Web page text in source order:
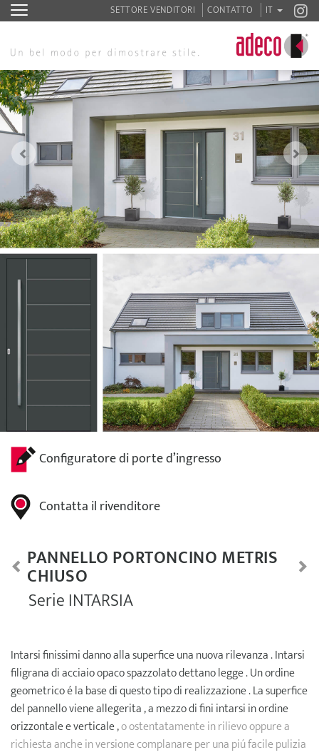
SETTORE VENDITORI CONTATTO IT
Zurück
Configuratore di porte d’ingresso
Contatta il rivenditore
PANNELLO PORTONCINO METRIS
CHIUSO
Serie INTARSIA
Intarsi finissimi danno alla superfice una nuova rilevanza . Intarsi
filigrana di acciaio opaco spazzolato dettano legge . Un ordine
geometrico é la base di questo tipo di realizzazione . La superfice
del pannello viene allegerita , a mezzo di fini intarsi in ordine
orizzontale e verticale ,o ostentatamente in rilievo oppure a
richiesta anche in versione complanare per una piú facile pulizia